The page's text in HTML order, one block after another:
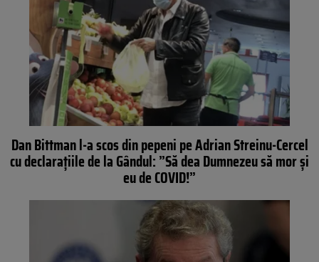
Dan Bittman l-a scos din pepeni pe Adrian Streinu-Cercel
cu declarațiile de la Gândul: ”Să dea Dumnezeu să mor și
eu de COVID!”